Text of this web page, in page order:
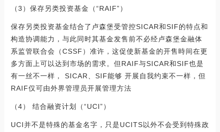
（3）保存另类投资基金（“RAIF”）
保存另类投资基金结合了卢森堡受管控SICAR和SIF的特点和
构造协调能力，与此同时其基金发售前不必经卢森堡金融体
系监管联合会（CSSF）准许，这促使新基金的开售時间在更
多方面上可以达到市场的需求。但RAIF与SICAR和SIF也是
有一丝不一样， SICAR、SIF能够 开展自我约束不一样，但
RAIF仅可由外界管理员开展管理方法
（4） 结合融资计划（“UCI”）
UCI并不是特殊的基金名字，只是UCITS以外不会受到特殊政